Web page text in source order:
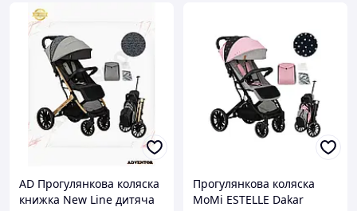
AD Прогулянкова коляска
книжка New Line дитяча
Прогулянкова коляска
MoMi ESTELLE Dakar